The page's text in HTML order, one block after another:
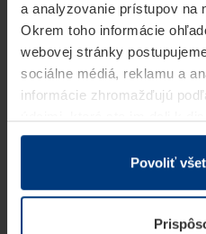
a analyzovanie prístupov na
Okrem toho informácie
webovej stránky
sociálne médiá, reklamu a
informácie zhromažďujú
v rámci Vášho využívania
Z právneho hľadiska
prevádzku tejto stránky. Pre
potrebujeme Vaše
Povoliť